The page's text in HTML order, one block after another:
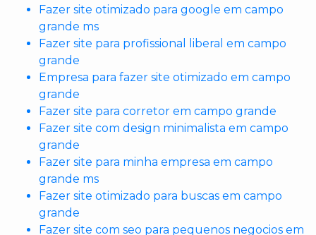
Fazer site otimizado para google em campo
grande ms
Fazer site para profissional liberal em campo
grande
Empresa para fazer site otimizado em campo
grande
Fazer site para corretor em campo grande
Fazer site com design minimalista em campo
grande
Fazer site para minha empresa em campo
grande ms
Fazer site otimizado para buscas em campo
grande
Fazer site com seo para pequenos negocios em